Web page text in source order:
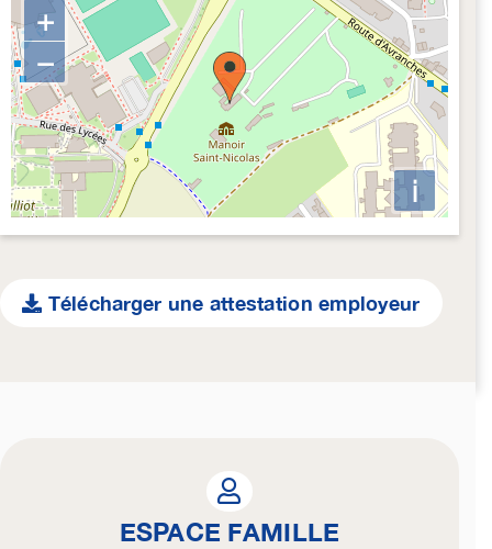
+
−
i
Télécharger une attestation employeur
ESPACE FAMILLE